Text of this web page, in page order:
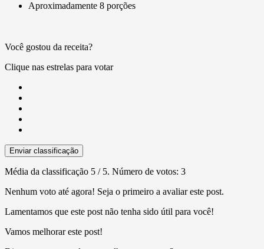
Aproximadamente 8 porções
Você gostou da receita?
Clique nas estrelas para votar
Enviar classificação
Média da classificação 5 / 5. Número de votos: 3
Nenhum voto até agora! Seja o primeiro a avaliar este post.
Lamentamos que este post não tenha sido útil para você!
Vamos melhorar este post!